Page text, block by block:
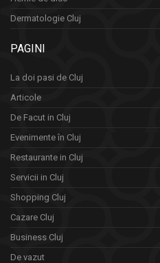
Dermatologie Cluj
PAGINI
La doi pasi de Cluj
Articole
De Facut in Cluj
Evenimente în Cluj
Restaurante in Cluj
Servicii in Cluj
Shopping Cluj
Cazare Cluj
Business Cluj
De vazut